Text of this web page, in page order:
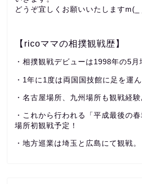
どうぞ宜しくお願いいたしますm(_
【ricoママの相撲観戦歴】
・相撲観戦デビューは1998年の5月
・1年に1度は両国国技館に足を運
・名古屋場所、九州場所も観戦経験
・これから行われる「平成最後の
場所初観戦予定！
・地方巡業は埼玉と広島にて観戦。